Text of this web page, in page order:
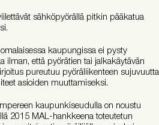
sähköpyörällä pitkin pääkatua
kaupungissa ei pysty
ilman, että pyörätien tai jalkakäytävän
pureutuu pyöräliikenteen sujuvuutta
asioiden muuttamiseksi.
kaupunkiseudulla on noustu
2015 MAL-hankkeena toteutetun